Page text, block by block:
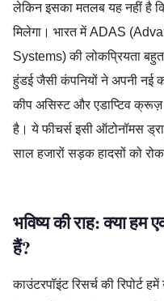
लेकिन इसका मतलब यह नहीं है
मिलेगा। भारत में ADAS
Systems) की लोकप्रियता
हुंडई जैसी कंपनियों ने अपनी नई
कीप असिस्ट और एडाप्टिव
है। ये फीचर्स इसी ऑटोनॉमस
साल हजारों सड़क हादसों को
भविष्य की राह: क्या
हैं?
काउंटरपॉइंट रिसर्च की रिपोर्ट